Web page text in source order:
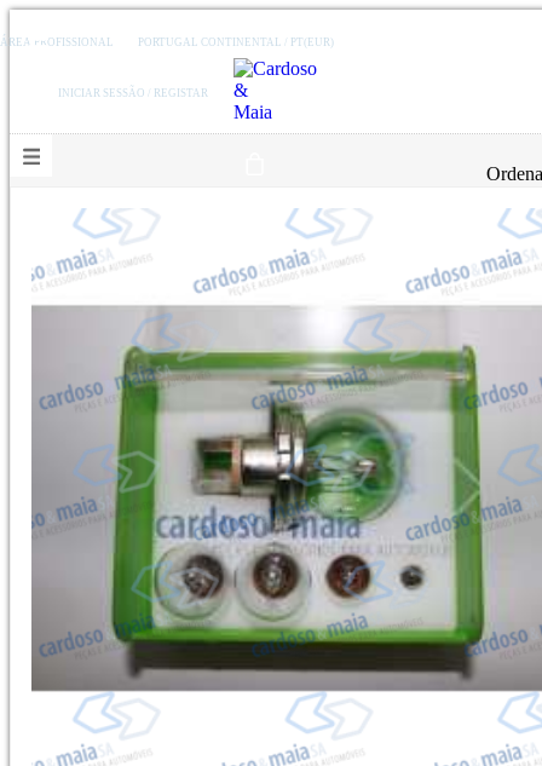
ÁREA PROFISSIONAL PORTUGAL CONTINENTAL / PT(EUR)
INICIAR SESSÃO / REGISTAR